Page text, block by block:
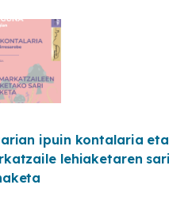
ipuin kontalaria
lehiaketaren sari